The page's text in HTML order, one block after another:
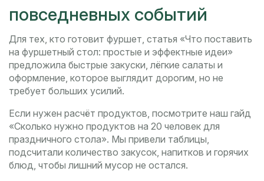
повседневных событий
Для тех, кто готовит фуршет, статья «Что поставить
на фуршетный стол: простые и эффектные идеи»
предложила быстрые закуски, лёгкие салаты и
оформление, которое выглядит дорогим, но не
требует больших усилий.
Если нужен расчёт продуктов, посмотрите наш гайд
«Сколько нужно продуктов на 20 человек для
праздничного стола». Мы привели таблицы,
подсчитали количество закусок, напитков и горячих
блюд, чтобы лишний мусор не остался.